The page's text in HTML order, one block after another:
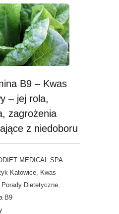
B9 – Kwas
– jej rola,
zagrożenia
z niedoboru
MEDICAL SPA
Katowice
Kwas
Porady Dietetyczne
B9